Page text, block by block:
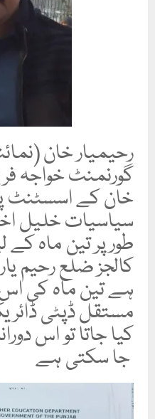
رحیمیار خان
گورنمنٹ خواجہ
خان کے اسسٹنٹ
سیاسیات خلیل
طور پر تین ماہ کے
کالجز ضلع رحیم
ہے تین ماہ کی
مستقل ڈپٹی
کیا جاتا تو اس
جا سکتی ہے